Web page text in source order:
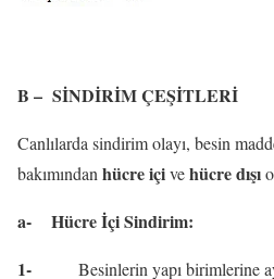
B – SİNDİRİM ÇEŞİTLERİ
Canlılarda sindirim olayı, besin
bakımından hücre içivehücre dışı
a-
Hücre İçi Sindirim:
1-
Besinlerin yapı birimlerine